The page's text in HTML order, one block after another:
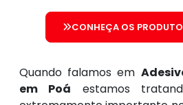
Quando falamos em
em Poá estamos
CONHEÇA OS